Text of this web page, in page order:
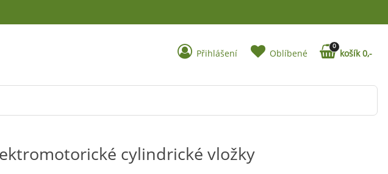
cylindrické vložky
Přihlášení Oblíbené
0
košík 0,-